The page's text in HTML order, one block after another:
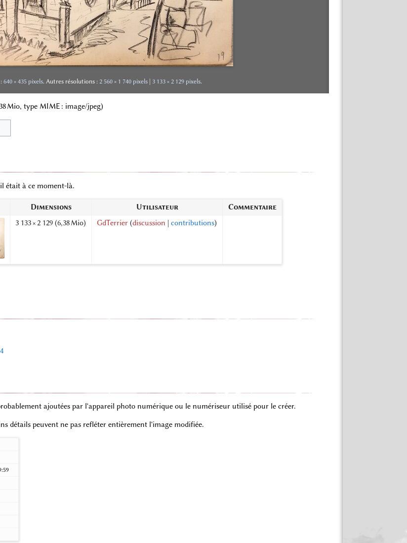
640 × 435 pixels. Autres résolutions : 2 560 × 1 740 pixels 3 133 × 2 129 pixels.
Mio, type MIME : image/jpeg)
était à ce moment-là.
Dimensions Utilisateur
Commentaire
3 133 × 2 129(6,38 Mio) GdTerrier (discussion |contributions)
ajoutées par l'appareil photo numérique ou le numériseur utilisé pour le créer.
détails peuvent ne pas refléter entièrement l'image modifiée.